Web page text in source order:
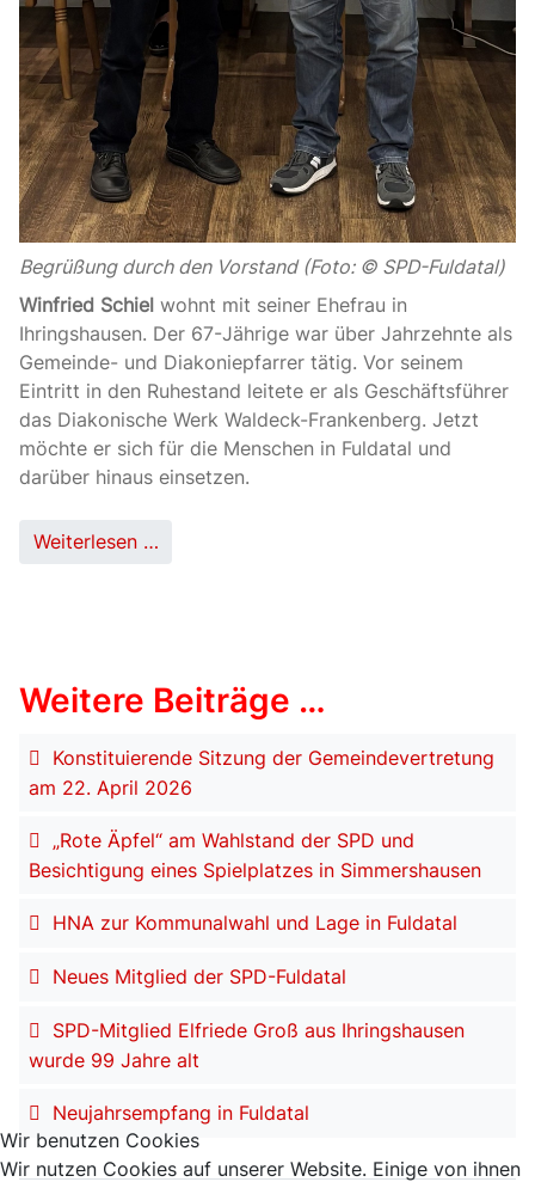
Begrüßung durch den Vorstand (Foto: © SPD-Fuldatal)
Winfried Schiel wohnt mit seiner Ehefrau in
Ihringshausen. Der 67-Jährige war über Jahrzehnte als
Gemeinde- und Diakoniepfarrer tätig. Vor seinem
Eintritt in den Ruhestand leitete er als Geschäftsführer
das Diakonische Werk Waldeck-Frankenberg. Jetzt
möchte er sich für die Menschen in Fuldatal und
darüber hinaus einsetzen.
Weiterlesen …
Weitere Beiträge …
Konstituierende Sitzung der Gemeindevertretung
am 22. April 2026
„Rote Äpfel“ am Wahlstand der SPD und
Besichtigung eines Spielplatzes in Simmershausen
HNA zur Kommunalwahl und Lage in Fuldatal
Neues Mitglied der SPD-Fuldatal
SPD-Mitglied Elfriede Groß aus Ihringshausen
wurde 99 Jahre alt
Neujahrsempfang in Fuldatal
Wir benutzen Cookies
Wir nutzen Cookies auf unserer Website. Einige von ihnen